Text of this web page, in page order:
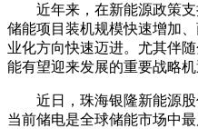
近年来，在新能源政策
储能项目装机规模快速增加
业化方向快速迈进。尤其伴
能有望迎来发展的重要战略机
近日，珠海银隆新能源
当前储电是全球储能市场中